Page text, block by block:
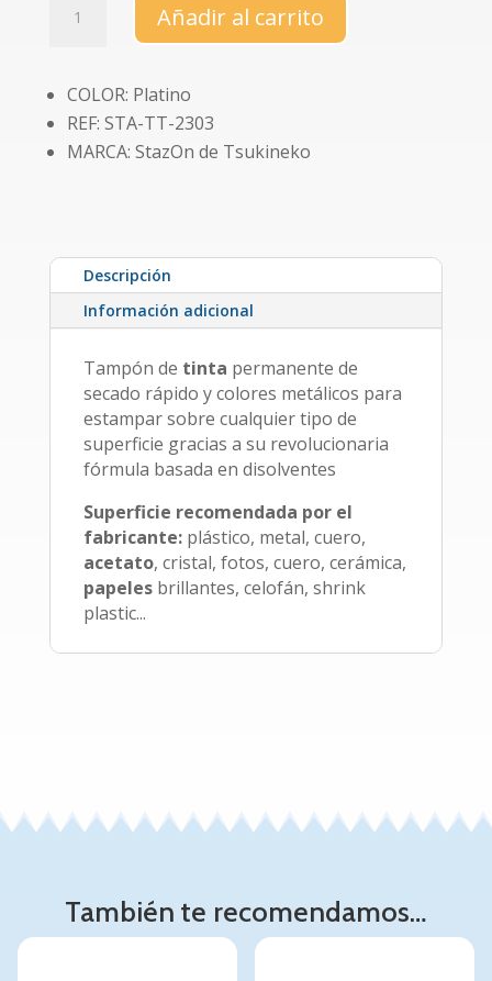
tinta
Stazon
Metallic
Añadir al carrito
COLOR: Platino
REF: STA-TT-2303
MARCA: StazOn de Tsukineko
Descripción
Información adicional
Tampón de tinta permanente de
secado rápido y colores metálicos para
estampar sobre cualquier tipo de
superficie gracias a su revolucionaria
fórmula basada en disolventes
Superficie recomendada por el
fabricante:plástico, metal, cuero,
acetato, cristal, fotos, cuero, cerámica,
papelesbrillantes, celofán, shrink
plastic...
También te recomendamos…